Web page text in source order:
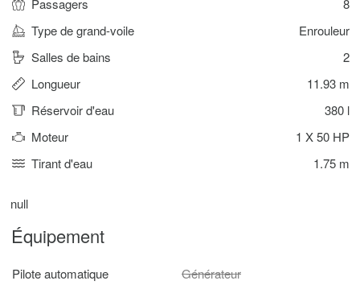
Passagers
8
Type de grand-voile
Enrouleur
Salles de bains
2
Longueur
11.93 m
Réservoir d'eau
380 l
Moteur
1 X 50 HP
Tirant d'eau
1.75 m
null
Équipement
Pilote automatique
Générateur